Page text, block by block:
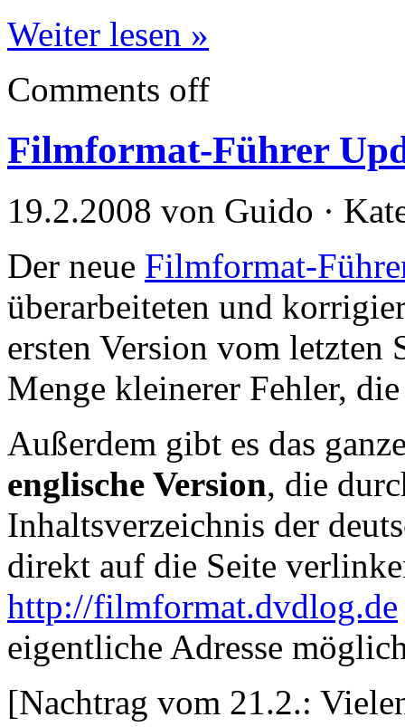
Weiter lesen »
Comments off
Filmformat-Führer
19.2.2008 von Guido ·
Der neue Filmformat-
überarbeiteten und
ersten Version vom letzten
Menge kleinerer Fehler,
Außerdem gibt es das
englische Version, die
Inhaltsverzeichnis der
direkt auf die Seite
http://filmformat.dvdlog.de
eigentliche Adresse
[Nachtrag vom 21.2.: